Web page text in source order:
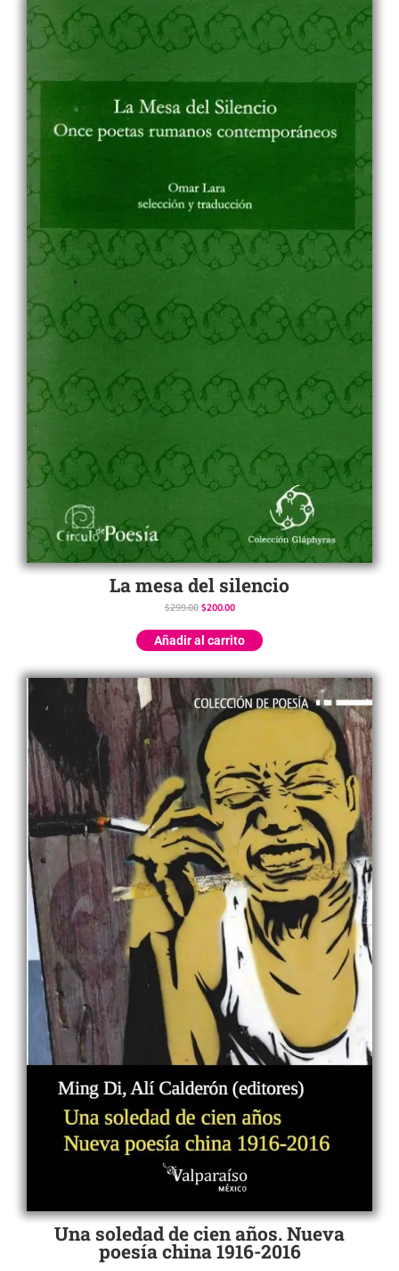
La mesa del silencio
$299.00 $200.00
Añadir al carrito
Una soledad de cien años. Nueva
poesía china 1916-2016